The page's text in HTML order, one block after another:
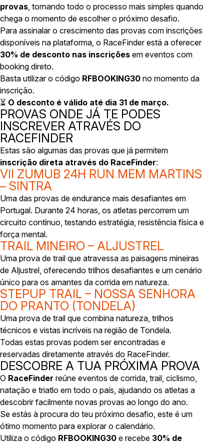
provas, tornando todo o processo mais simples quando
chega o momento de escolher o próximo desafio.
Para assinalar o crescimento das provas com inscrições
disponíveis na plataforma, o RaceFinder está a oferecer
30% de desconto nas inscrições em eventos com
booking direto.
Basta utilizar o código RFBOOKING30 no momento da
inscrição.
⏳ O desconto é válido até dia 31 de março.
PROVAS ONDE JÁ TE PODES
INSCREVER ATRAVÉS DO
RACEFINDER
Estas são algumas das provas que já permitem
inscrição direta através do RaceFinder:
VII ZUMUB 24H RUN MEM MARTINS
– SINTRA
Uma das provas de endurance mais desafiantes em
Portugal. Durante 24 horas, os atletas percorrem um
circuito contínuo, testando estratégia, resistência física e
força mental.
TRAIL MINEIRO – ALJUSTREL
Uma prova de trail que atravessa as paisagens mineiras
de Aljustrel, oferecendo trilhos desafiantes e um cenário
único para os amantes da corrida em natureza.
STEPUP TRAIL – NOSSA SENHORA
DO PRANTO (TONDELA)
Uma prova de trail que combina natureza, trilhos
técnicos e vistas incríveis na região de Tondela.
Todas estas provas podem ser encontradas e
reservadas diretamente através do RaceFinder.
DESCOBRE A TUA PRÓXIMA PROVA
O RaceFinder reúne eventos de corrida, trail, ciclismo,
natação e triatlo em todo o país, ajudando os atletas a
descobrir facilmente novas provas ao longo do ano.
Se estás à procura do teu próximo desafio, este é um
ótimo momento para explorar o calendário.
Utiliza o código RFBOOKING30 e recebe 30% de